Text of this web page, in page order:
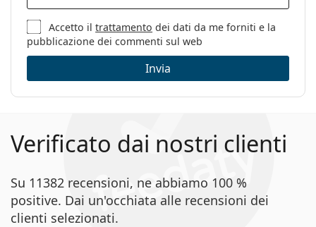
Accetto iltrattamento dei dati da me forniti e la
pubblicazione dei commenti sul web
Invia
Verificato dai nostri clienti
Su 11382 recensioni, ne abbiamo 100 %
positive. Dai un'occhiata alle recensioni dei
clienti selezionati.